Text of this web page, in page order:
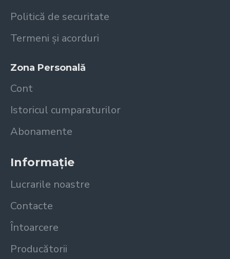
Politică de securitate
Termeni și acorduri
Zona Personală
Cont
Istoricul cumparaturilor
Abonamente
Informație
Lucrarile noastre
Contacte
Întoarcere
Producătorii